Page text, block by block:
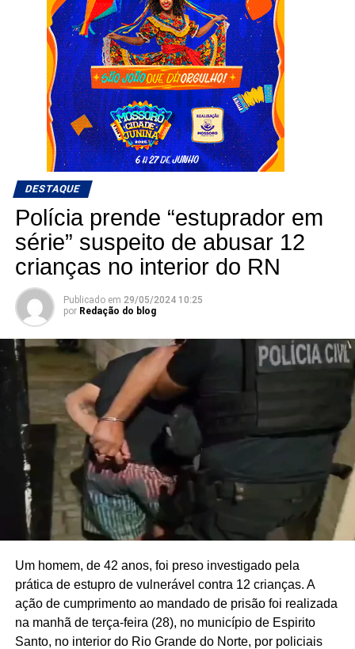
DESTAQUE
Polícia prende “estuprador em
série” suspeito de abusar 12
crianças no interior do RN
Publicado em 29/05/2024 10:25
por Redação do blog
Um homem, de 42 anos, foi preso investigado pela
prática de estupro de vulnerável contra 12 crianças. A
ação de cumprimento ao mandado de prisão foi realizada
na manhã de terça-feira (28), no município de Espirito
Santo, no interior do Rio Grande do Norte, por policiais